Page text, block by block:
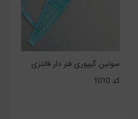
سوتین گیپوری فنر دار فانتزی
کد 1010